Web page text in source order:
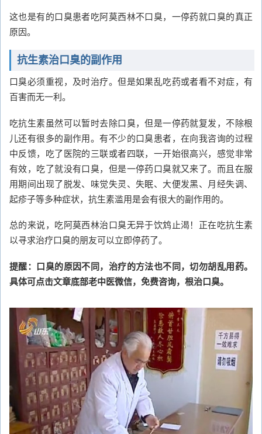
这也是有的口臭患者吃阿莫西林不口臭，一停药就口臭的真正
原因。
抗生素治口臭的副作用
口臭必须重视，及时治疗。但是如果乱吃药或者看不对症，有
百害而无一利。
吃抗生素虽然可以暂时去除口臭，但是一停药就复发，不除根
儿还有很多的副作用。有不少的口臭患者，在向我咨询的过程
中反馈，吃了医院的三联或者四联，一开始很高兴，感觉非常
有效，吃了就没有口臭，但是一停药口臭就又来了。而且在服
用期间出现了脱发、味觉失灵、失眠、大便发黑、月经失调、
起疹子等多种症状，抗生素滥用是会有很大的副作用的。
总的来说，吃阿莫西林治口臭无异于饮鸩止渴！正在吃抗生素
以寻求治疗口臭的朋友可以立即停药了。
提醒：口臭的原因不同，治疗的方法也不同，切勿胡乱用药。
具体可点击文章底部老中医微信，免费咨询，根治口臭。